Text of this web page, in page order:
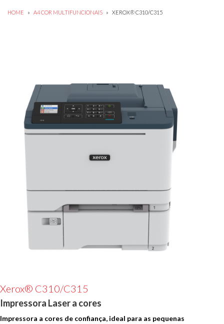
HOME » A4 COR MULTIFUNCIONAIS » XEROX® C310/C315
Xerox® C310/C315
Impressora Laser a cores
Impressora a cores de confiança, ideal para as pequenas